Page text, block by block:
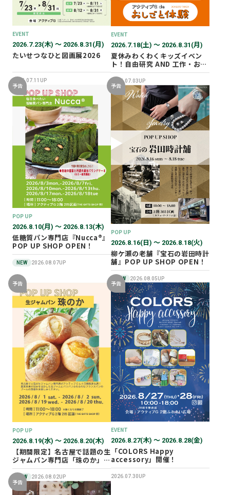
EVENT
2026.7.23(木) 〜 2026.8.31(月)
たいせつなひと図画展2026
2026.07.11UP
EVENT
2026.7.18(土) 〜 2026.8.31(月)
夏休みわくわくキッズイベン
ト！自由研究 AND 工作・おし
ごと体験！
2026.07.03UP
予告
POP UP
2026.8.10(月) 〜 2026.8.13(木)
低糖質パン専門店『Nucca®』
POP UP SHOP OPEN！
NEW 2026.08.07UP
予告
POP UP
2026.8.16(日) 〜 2026.8.18(火)
柳ケ瀬の老舗『宝石の岩田時計
舗』POP UP SHOP OPEN！
NEW 2026.08.05UP
予告
POP UP
2026.8.19(水) 〜 2026.8.20(木)
【期間限定】名古屋で話題の生
ジャムパン専門店「珠のか」
POP UP SHOP
NEW 2026.08.02UP
予告
EVENT
2026.8.27(木) 〜 2026.8.28(金)
「COLORS Happy
accessory」開催！
2026.07.30UP
予告